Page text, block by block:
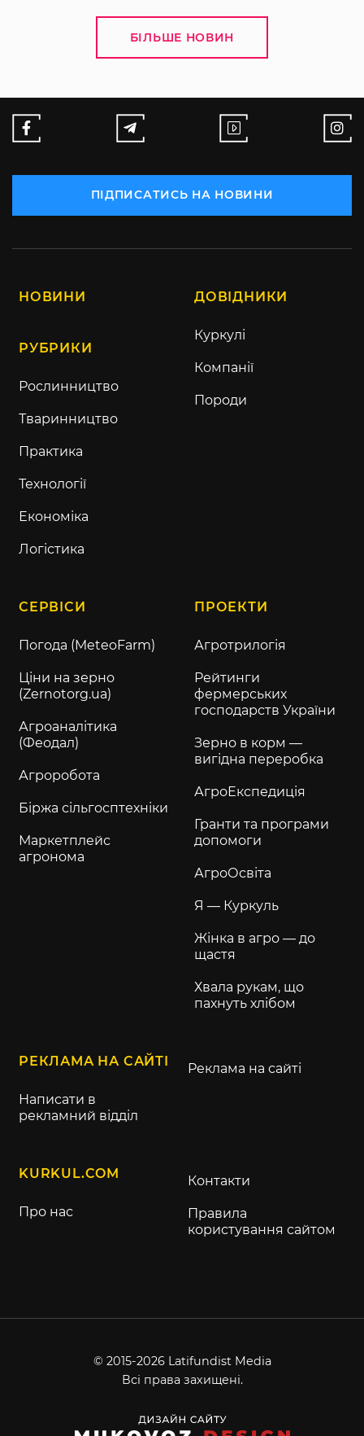
БІЛЬШЕ НОВИН
ПІДПИСАТИСЬ НА НОВИНИ
НОВИНИ
РУБРИКИ
Рослинництво
Тваринництво
Практика
Технології
Економіка
Логістика
ДОВІДНИКИ
Куркулі
Компанії
Породи
СЕРВІСИ
Погода (MeteoFarm)
Ціни на зерно
(Zernotorg.ua)
Агроаналітика
(Феодал)
Агроробота
Біржа сільгосптехніки
Маркетплейс
агронома
ПРОЕКТИ
Агротрилогія
Рейтинги
фермерських
господарств України
Зерно в корм —
вигідна переробка
АгроЕкспедиція
Гранти та програми
допомоги
АгроОсвіта
Я — Куркуль
Жінка в агро — до
щастя
Хвала рукам, що
пахнуть хлібом
РЕКЛАМА НА САЙТІ
Написати в
рекламний відділ
Реклама на сайті
KURKUL.COM
Про нас
Контакти
Правила
користування сайтом
© 2015-2026 Latifundist Media
Всі права захищені.